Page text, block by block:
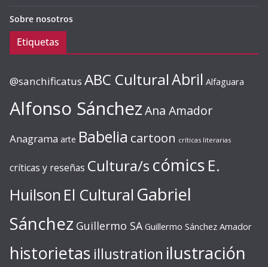
Sobre nosotros
Etiquetas
@sanchificatus ABC CulturalAbril Alfaguara
Alfonso SánchezAna Amador
Anagrama arte Babelia cartoon críticas literarias
críticas y reseñas Cultura/s cómics E.
Huilson El Cultural Gabriel
Sánchez Guillermo SA Guillermo Sánchez Amador
historietas illustration ilustración